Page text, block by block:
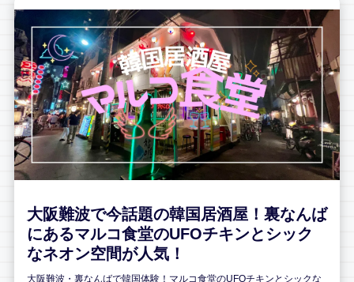
大阪難波で今話題の韓国居酒屋！裏なんば
にあるマルコ食堂のUFOチキンとシック
なネオン空間が人気！
大阪難波・裏なんばで韓国体験！マルコ食堂のUFOチキンとシックな